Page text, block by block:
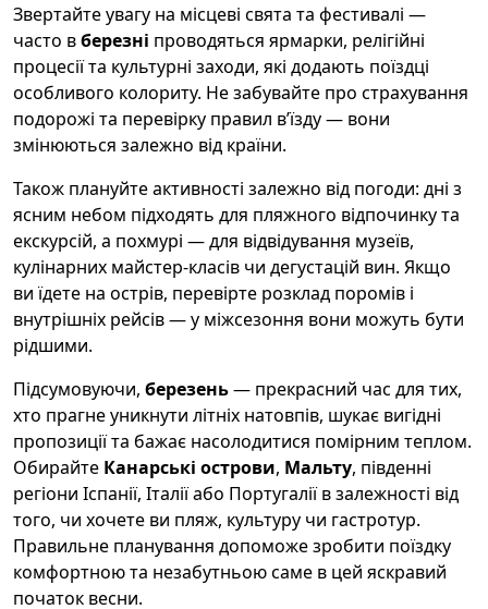
Звертайте увагу на місцеві свята та фестивалі —
часто вберезні проводяться ярмарки, релігійні
процесії та культурні заходи, які додають поїздці
особливого колориту. Не забувайте про страхування
подорожі та перевірку правил в’їзду — вони
змінюються залежно від країни.
Також плануйте активності залежно від погоди: дні з
ясним небом підходять для пляжного відпочинку та
екскурсій, а похмурі — для відвідування музеїв,
кулінарних майстер-класів чи дегустацій вин. Якщо
ви їдете на острів, перевірте розклад поромів і
внутрішніх рейсів — у міжсезоння вони можуть бути
рідшими.
Підсумовуючи, березень— прекрасний час для тих,
хто прагне уникнути літніх натовпів, шукає вигідні
пропозиції та бажає насолодитися помірним теплом.
Обирайте Канарські острови, Мальту, південні
регіони Іспанії, Італії або Португалії в залежності від
того, чи хочете ви пляж, культуру чи гастротур.
Правильне планування допоможе зробити поїздку
комфортною та незабутньою саме в цей яскравий
початок весни.